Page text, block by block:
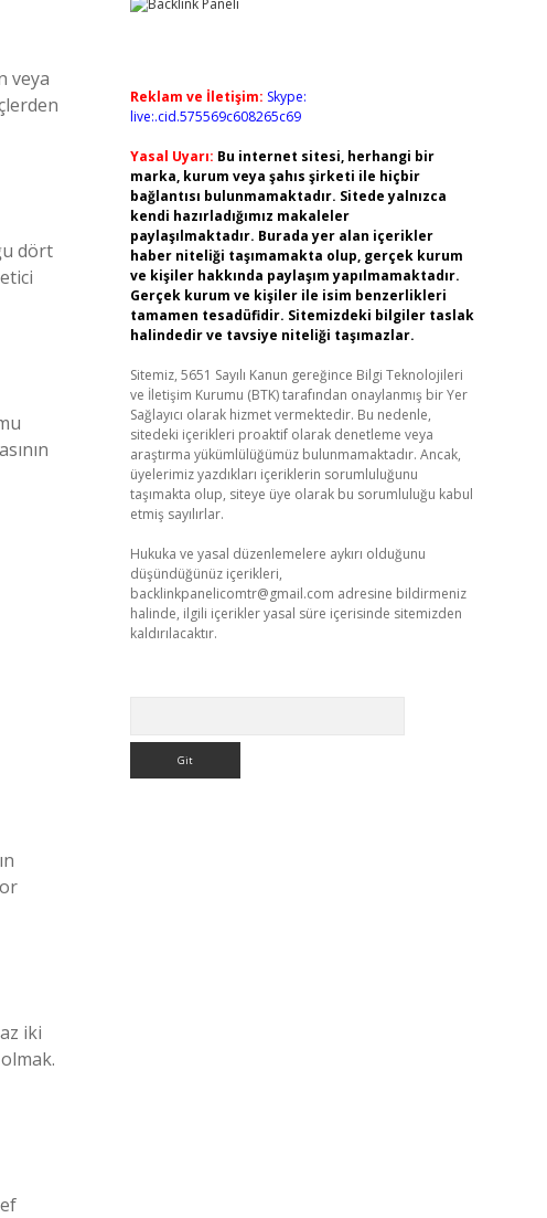
veya
dört
iki
Reklam ve İletişim: Skype:
live:.cid.575569c608265c69
Yasal Uyarı: Bu internet sitesi, herhangi bir
marka, kurum veya şahıs şirketi ile hiçbir
bağlantısı bulunmamaktadır. Sitede yalnızca
kendi hazırladığımız makaleler
paylaşılmaktadır. Burada yer alan içerikler
haber niteliği taşımamakta olup, gerçek kurum
ve kişiler hakkında paylaşım yapılmamaktadır.
Gerçek kurum ve kişiler ile isim benzerlikleri
tamamen tesadüfidir. Sitemizdeki bilgiler taslak
halindedir ve tavsiye niteliği taşımazlar.
Sitemiz, 5651 Sayılı Kanun gereğince Bilgi Teknolojileri
ve İletişim Kurumu (BTK) tarafından onaylanmış bir Yer
Sağlayıcı olarak hizmet vermektedir. Bu nedenle,
sitedeki içerikleri proaktif olarak denetleme veya
araştırma yükümlülüğümüz bulunmamaktadır. Ancak,
üyelerimiz yazdıkları içeriklerin sorumluluğunu
taşımakta olup, siteye üye olarak bu sorumluluğu kabul
etmiş sayılırlar.
Hukuka ve yasal düzenlemelere aykırı olduğunu
düşündüğünüz içerikleri,
backlinkpanelicomtr@gmail.com adresine bildirmeniz
halinde, ilgili içerikler yasal süre içerisinde sitemizden
kaldırılacaktır.